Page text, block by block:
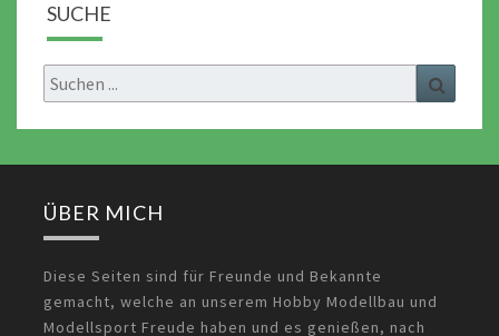
SUCHE
Search
for:
ÜBER MICH
Diese Seiten sind für Freunde und Bekannte
gemacht, welche an unserem Hobby Modellbau und
Modellsport Freude haben und es genießen, nach